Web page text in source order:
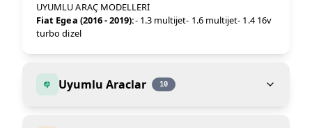
UYUMLU ARAÇ MODELLERİ
Fiat Egea (2016 - 2019):- 1.3 multijet- 1.6 multijet- 1.4 16v
turbo dizel
Uyumlu Araclar 10